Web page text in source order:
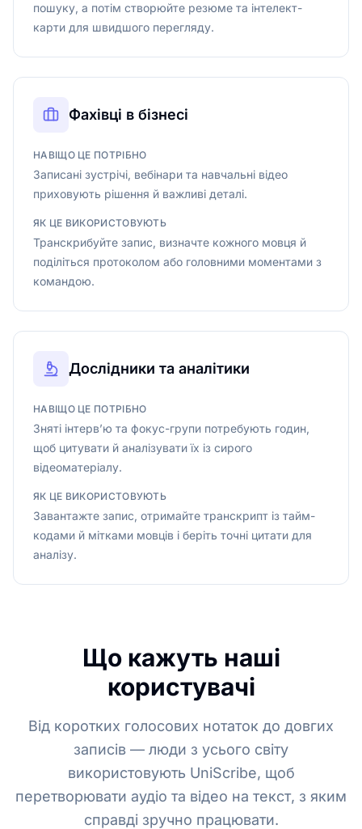
пошуку, а потім створюйте резюме та інтелект-
карти для швидшого перегляду.
Фахівці в бізнесі
НАВІЩО ЦЕ ПОТРІБНО
Записані зустрічі, вебінари та навчальні відео
приховують рішення й важливі деталі.
ЯК ЦЕ ВИКОРИСТОВУЮТЬ
Транскрибуйте запис, визначте кожного мовця й
поділіться протоколом або головними моментами з
командою.
Дослідники та аналітики
НАВІЩО ЦЕ ПОТРІБНО
Зняті інтерв’ю та фокус-групи потребують годин,
щоб цитувати й аналізувати їх із сирого
відеоматеріалу.
ЯК ЦЕ ВИКОРИСТОВУЮТЬ
Завантажте запис, отримайте транскрипт із тайм-
кодами й мітками мовців і беріть точні цитати для
аналізу.
Що кажуть наші
користувачі
Від коротких голосових нотаток до довгих
записів — люди з усього світу
використовують UniScribe, щоб
перетворювати аудіо та відео на текст, з яким
справді зручно працювати.